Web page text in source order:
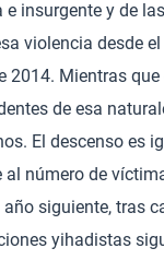
insurgente y de
violencia desde
2014. Mientras
de esa
El descenso es
al número de
siguiente, tras
yihadistas